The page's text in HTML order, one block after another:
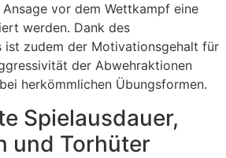
vor dem Wettkampf eine
werden. Dank des
ist zudem der Motivationsgehalt für
der Abwehraktionen
herkömmlichen Übungsformen.
Spielausdauer,
und Torhüter